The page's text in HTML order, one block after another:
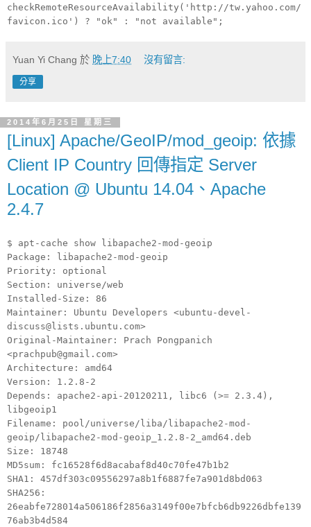
checkRemoteResourceAvailability('http://tw.yahoo.com/
favicon.ico') ? "ok" : "not available";
Yuan Yi Chang 於 晚上7:40 沒有留言:
分享
2014年6月25日 星期三
[Linux] Apache/GeoIP/mod_geoip: 依據
Client IP Country 回傳指定 Server
Location @ Ubuntu 14.04、Apache
2.4.7
$ apt-cache show libapache2-mod-geoip
Package: libapache2-mod-geoip
Priority: optional
Section: universe/web
Installed-Size: 86
Maintainer: Ubuntu Developers <ubuntu-devel-
discuss@lists.ubuntu.com>
Original-Maintainer: Prach Pongpanich
<prachpub@gmail.com>
Architecture: amd64
Version: 1.2.8-2
Depends: apache2-api-20120211, libc6 (>= 2.3.4),
libgeoip1
Filename: pool/universe/liba/libapache2-mod-
geoip/libapache2-mod-geoip_1.2.8-2_amd64.deb
Size: 18748
MD5sum: fc16528f6d8acabaf8d40c70fe47b1b2
SHA1: 457df303c09556297a8b1f6887fe7a901d8bd063
SHA256:
26eabfe728014a506186f2856a3149f00e7bfcb6db9226dbfe139
76ab3b4d584